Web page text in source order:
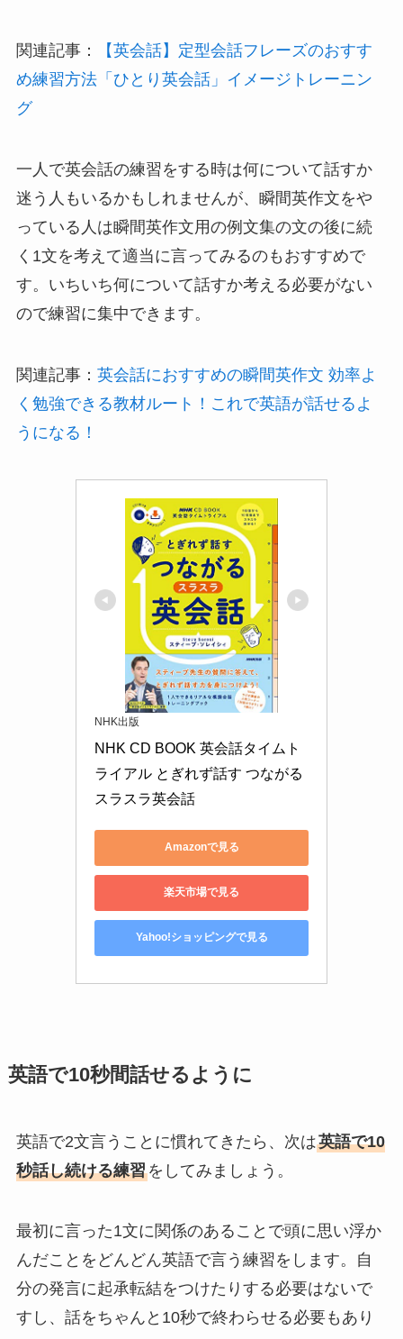
関連記事：
【英会話】定型会話フレーズのおすす
め練習方法「ひとり英会話」イメージトレーニン
グ
一人で英会話の練習をする時は何について話すか
迷う人もいるかもしれませんが、瞬間英作文をや
っている人は瞬間英作文用の例文集の文の後に続
く1文を考えて適当に言ってみるのもおすすめで
す。いちいち何について話すか考える必要がない
ので練習に集中できます。
関連記事： 英会話におすすめの瞬間英作文 効率よ
く勉強できる教材ルート！これで英語が話せるよ
うになる！
NHK出版
NHK CD BOOK 英会話タイムト
ライアル とぎれず話す つながる
スラスラ英会話
Amazonで見る
楽天市場で見る
Yahoo!ショッピングで見る
英語で10秒間話せるように
英語で2文言うことに慣れてきたら、次は英語で10
秒話し続ける練習をしてみましょう。
最初に言った1文に関係のあることで頭に思い浮か
んだことをどんどん英語で言う練習をします。自
分の発言に起承転結をつけたりする必要はないで
すし、話をちゃんと10秒で終わらせる必要もあり